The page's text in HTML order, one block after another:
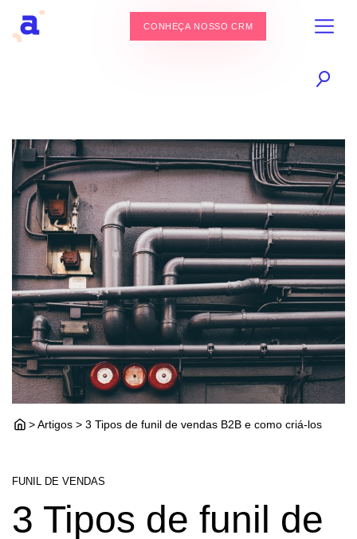
CONHEÇA NOSSO CRM
> Artigos > 3 Tipos de funil de vendas B2B e como criá-los
FUNIL DE VENDAS
3 Tipos de funil de